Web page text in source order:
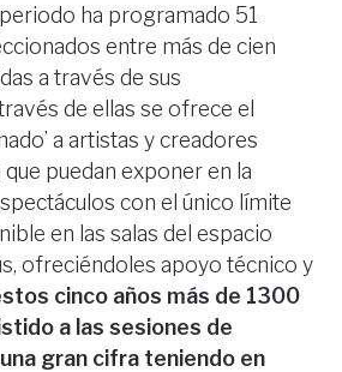
ha programado 51
entre más de cien
a través de sus
de ellas se ofrece el
a artistas y creadores
puedan exponer en la
con el único límite
en las salas del espacio
ofreciéndoles apoyo técnico y
cinco años más de 1300
a las sesiones de
una gran cifra teniendo en